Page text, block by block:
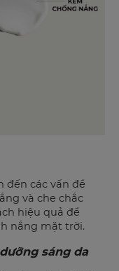
đến các vấn đề
và che chắc
hiệu quả để
nắng mặt trời.
sáng da